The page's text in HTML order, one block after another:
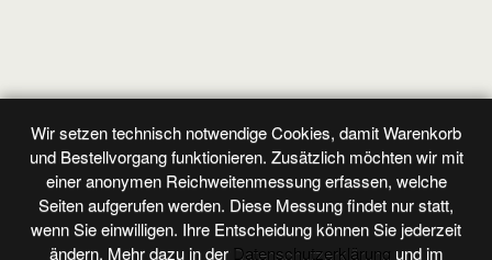
auf.
Die
Optionen
können
auf
der
Vorheriger Beitrag
Originalband - Heft 1
Nächster Beitrag
Originalband - Heft 3
Wir setzen technisch notwendige Cookies, damit Warenkorb
und Bestellvorgang funktionieren. Zusätzlich möchten wir mit
einer anonymen Reichweitenmessung erfassen, welche
Seiten aufgerufen werden. Diese Messung findet nur statt,
wenn Sie einwilligen. Ihre Entscheidung können Sie jederzeit
ändern. Mehr dazu in der Datenschutzerklärung und im